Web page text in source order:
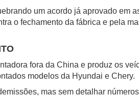
um acordo já aprovado em
o fechamento da fábrica e pela
fora da China e produz os
modelos da Hyundai e Chery.
mas sem detalhar